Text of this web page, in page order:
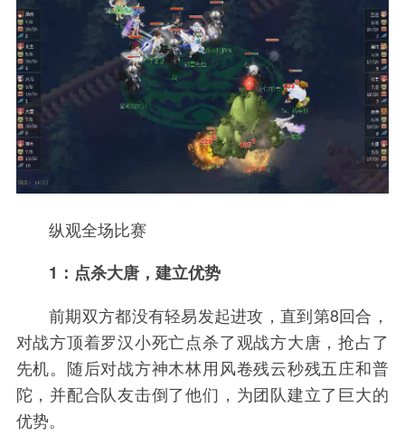
纵观全场比赛
1：点杀大唐，建立优势
前期双方都没有轻易发起进攻，直到第8回合，
对战方顶着罗汉小死亡点杀了观战方大唐，抢占了
先机。随后对战方神木林用风卷残云秒残五庄和普
陀，并配合队友击倒了他们，为团队建立了巨大的
优势。